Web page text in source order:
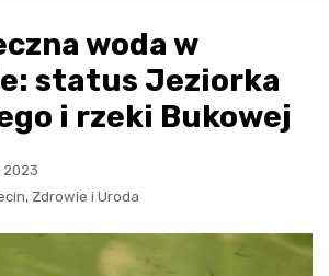
woda w
status Jeziorka
i rzeki Bukowej
2023
, Zdrowie i Uroda